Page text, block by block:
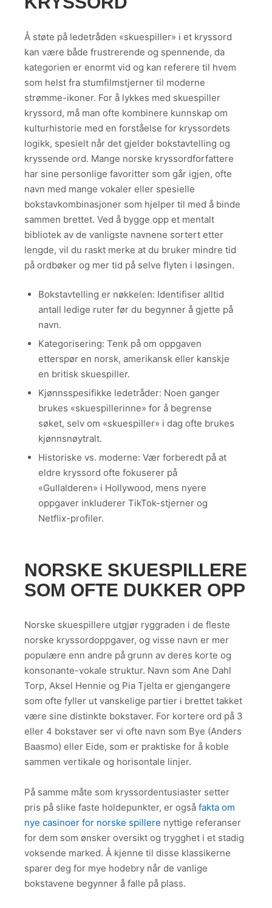
Å støte på ledetråden «skuespiller» i et kryssord
kan være både frustrerende og spennende, da
kategorien er enormt vid og kan referere til hvem
som helst fra stumfilmstjerner til moderne
strømme-ikoner. For å lykkes med skuespiller
kryssord, må man ofte kombinere kunnskap om
kulturhistorie med en forståelse for kryssordets
logikk, spesielt når det gjelder bokstavtelling og
kryssende ord. Mange norske kryssordforfattere
har sine personlige favoritter som går igjen, ofte
navn med mange vokaler eller spesielle
bokstavkombinasjoner som hjelper til med å binde
sammen brettet. Ved å bygge opp et mentalt
bibliotek av de vanligste navnene sortert etter
lengde, vil du raskt merke at du bruker mindre tid
på ordbøker og mer tid på selve flyten i løsingen.
Bokstavtelling er nøkkelen: Identifiser alltid
antall ledige ruter før du begynner å gjette på
navn.
Kategorisering: Tenk på om oppgaven
etterspør en norsk, amerikansk eller kanskje
en britisk skuespiller.
Kjønnsspesifikke ledetråder: Noen ganger
brukes «skuespillerinne» for å begrense
søket, selv om «skuespiller» i dag ofte brukes
kjønnsnøytralt.
Historiske vs. moderne: Vær forberedt på at
eldre kryssord ofte fokuserer på
«Gullalderen» i Hollywood, mens nyere
oppgaver inkluderer TikTok-stjerner og
Netflix-profiler.
NORSKE SKUESPILLERE
SOM OFTE DUKKER OPP
Norske skuespillere utgjør ryggraden i de fleste
norske kryssordoppgaver, og visse navn er mer
populære enn andre på grunn av deres korte og
konsonante-vokale struktur. Navn som Ane Dahl
Torp, Aksel Hennie og Pia Tjelta er gjengangere
som ofte fyller ut vanskelige partier i brettet takket
være sine distinkte bokstaver. For kortere ord på 3
eller 4 bokstaver ser vi ofte navn som Bye (Anders
Baasmo) eller Eide, som er praktiske for å koble
sammen vertikale og horisontale linjer.
På samme måte som kryssordentusiaster setter
pris på slike faste holdepunkter, er også fakta om
nye casinoer for norske spillere nyttige referanser
for dem som ønsker oversikt og trygghet i et stadig
voksende marked. Å kjenne til disse klassikerne
sparer deg for mye hodebry når de vanlige
bokstavene begynner å falle på plass.